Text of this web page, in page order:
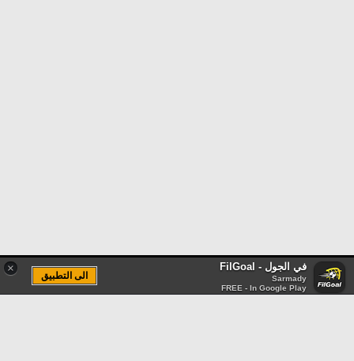
× في الجول - FilGoal
Sarmady
FREE - In Google Play
الى التطبيق